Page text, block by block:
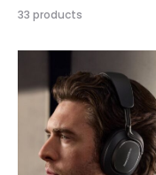
33 products
の
～
30/33
を